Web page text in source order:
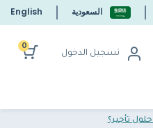
السعودية English
تسجيل الدخول
0
تأجير؟